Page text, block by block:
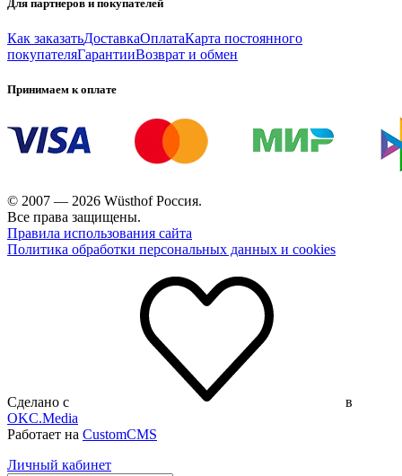
Для партнеров и покупателей
Как заказатьДоставкаОплатаКарта постоянного
покупателяГарантииВозврат и обмен
Принимаем к оплате
© 2007 — 2026 Wüsthof Россия.
Все права защищены.
Правила использования сайта
Политика обработки персональных данных и cookies
Сделано с
в
OKC.Media
Работает на CustomCMS
Личный кабинет